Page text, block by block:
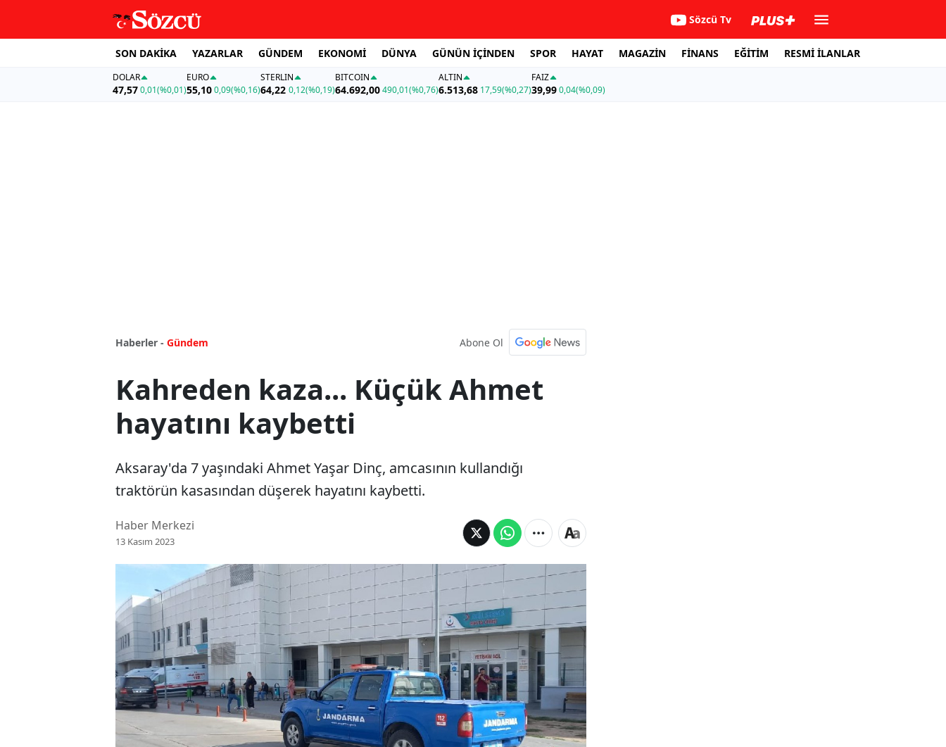
Sözcü Tv
SON DAKİKA YAZARLAR GÜNDEM EKONOMİ DÜNYA GÜNÜN İÇİNDEN SPOR HAYAT MAGAZİN FİNANS EĞİTİM RESMİ İLANLAR
DOLAR
47,570,01(%0,01)
EURO
55,10 0,09(%0,16)
STERLIN
64,22 0,12(%0,19)
BITCOIN
64.692,00490,01(%0,76)
ALTIN
6.513,68 17,59(%0,27)
FAİZ
39,990,04(%0,09)
Haberler - Gündem Abone Ol
Kahreden kaza... Küçük Ahmet
hayatını kaybetti
Aksaray'da 7 yaşındaki Ahmet Yaşar Dinç, amcasının kullandığı
traktörün kasasından düşerek hayatını kaybetti.
Haber Merkezi
13 Kasım 2023
Aksaray'da 7 yaşındaki Ahmet Yaşar Dinç,
amcasının kullandığı traktörün kasasından
düşerek hayatını kaybetti.